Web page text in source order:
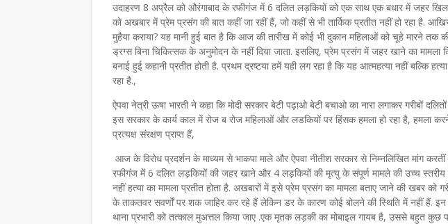
उदाहरण 8 अप्रैल को औरंगाबाद के रफीगंज में 6 दलित लड़कियों को एक साथ एक बधार में जहर
को अखबार में प्रेम प्रसंग की बात कहीं जा रहीं हैं, जो कहीं से भी तार्किक प्रतीत नहीं हो रहा है.
मुहैया कराया? यह मानी हुई बात है कि आज की तारीख में कोई भी दुकान महिलाओं को चूहे मारने तक
ड्रग्स बिना चिकित्सक के अनुमोदन के नहीं दिया जाता. इसलिए, प्रेम प्रसंग में जहर खाने का
बनाई हुई कहानी प्रतीत होती है. प्रथम द्रष्टया हमें यही लग रहा है कि यह आत्महत्या नहीं बल्कि
रहा है.,
ऐपवा नेत्री ऊषा भारती ने कहा कि मोदी सरकार बेटी पढ़ाओ बेटी बचाओ का नारा लगाकर गरीबों
इस सरकार के कार्य काल में रोज ब रोज महिलाओं और लडकियों पर हिंसक हमला हो रहा है, हमला
प्रत्यक्ष संरक्षण प्राप्त हैं,
आज के विरोध प्रदर्शन के माध्यम से भाकपा माले और ऐपवा नीतीश सरकार से निम्नलिखित मांग
रफीगंज में 6 दलित लड़कियों की जहर खाने और 4 लड़कियों की मृत्यु के संपूर्ण मामले की उच्च स्तरीय
नहीं हत्या का मामला प्रतीत होता है. अखबारों में इसे प्रेम प्रसंग का मामला बताए जाने की खबर को
के ताकतवर सवर्णों पर शक जाहिर कर रहे हैं लेकिन डर के कारण कोई बोलने की स्थिति में नहीं हैं. इन
थाना प्रभारी को तत्काल मुअत्तल किया जाए .एक मृतक लड़की का मोबाइल गायब है, उससे बहुत